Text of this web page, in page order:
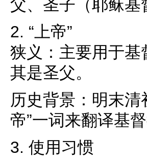
父、圣子（耶稣基
2. “上帝”
狭义：主要用于
其是圣父。
历史背景：明末
帝”一词来翻译基
3. 使用习惯